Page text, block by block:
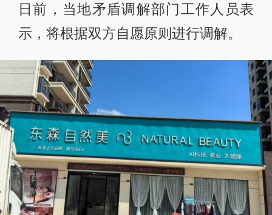
日前，当地矛盾调解部门工作人员表
示，将根据双方自愿原则进行调解。